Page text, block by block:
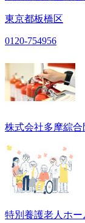
東京都板橋区
0120-754956
株式会社多摩綜合
特別養護老人ホー